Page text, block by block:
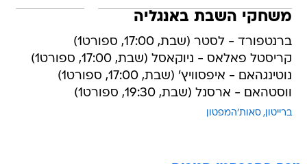
משחקי השבת באנגליה
ברנטפורד - לסטר (שבת, 17:00, ספורט1)
קריסטל פאלאס - ניוקאסל (שבת, 17:00, ספורט1)
נוטינגהאם - איפסוויץ' (שבת, 17:00, ספורט1)
ווסטהאם - ארסנל (שבת, 19:30, ספורט1)
ברייטון סאות'המפטון